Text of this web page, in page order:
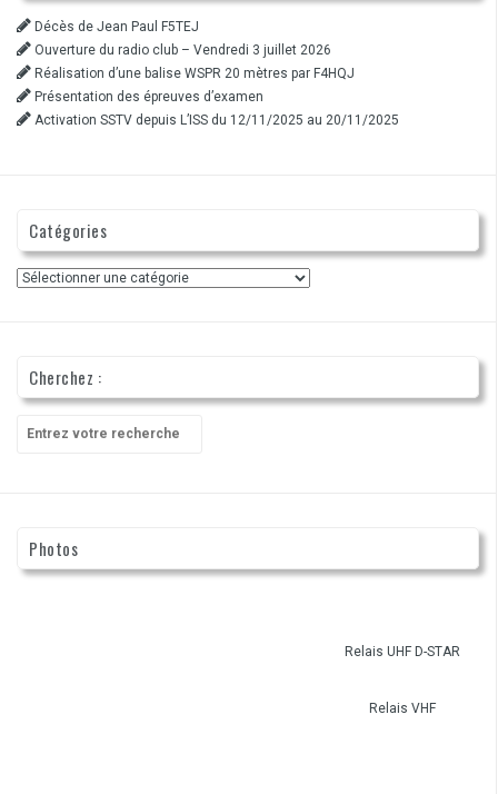
Décès de Jean Paul F5TEJ
Ouverture du radio club – Vendredi 3 juillet 2026
Réalisation d’une balise WSPR 20 mètres par F4HQJ
Présentation des épreuves d’examen
Activation SSTV depuis L’ISS du 12/11/2025 au 20/11/2025
Catégories
Catégories
Cherchez :
pour
Photos
Relais UHF D-STAR
Relais VHF